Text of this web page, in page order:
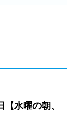
水曜の朝、